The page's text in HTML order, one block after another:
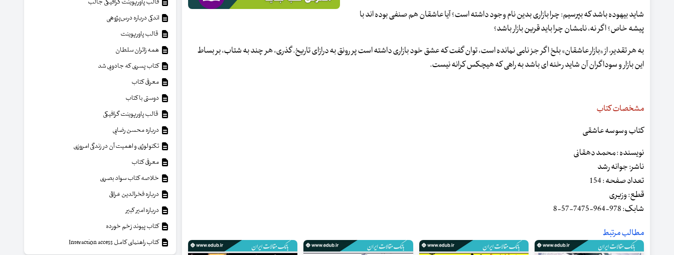
شاید بیهوده باشد که بپرسیم: چرا بازاری بدین نام وجود داشته است؟ آیا عاشقان هم صنفی بوده اند با
پیشه خاص؟ اگر نه، نامشان چرا باید قرین بازار باشد؟
به هر تقدیر، از «بازار عاشقان» بلخ اگر جز نامی نمانده است، توان گفت که عشق خود بازاری داشته است پر رونق به درازای تاریخ. گذری، هر چند به شتاب، بر بساط
این بازار و سوداگران آن شاید رخنه ای باشد به راهی که هیچکس کرانه نیست.
مشخصات کتاب
کتاب وسوسه عاشقی
نویسنده : محمد دهقانی
ناشر: جوانه رشد
تعداد صفحه : 154
قطع: وزیری
شابک: 978-964-7475-57-8
مطالب مرتبط
قالب پاورپوینت گرافیکی جالب
اندکی درباره درس‌پژوهی
قالب پاورپوینت
همه زائران سلطان
کتاب پسری که جادویی شد
معرفی کتاب
دوستی با کتاب
قالب پاورپوینت گرافیکی
درباره محسن رضایی
تکنولوژی و اهمیت آن در زندگی امروزی
معرفی کتاب
خلاصه کتاب سواد بصری
درباره فخرالدین عراقی
درباره امیر کبیر
کتاب پیوند زخم خورده
کتاب راهنمای کامل Interaction access